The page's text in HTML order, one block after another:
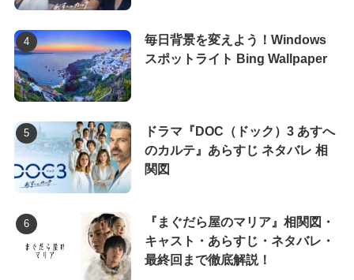
毎日背景を変えよう！Windows
スポットライト Bing Wallpaper
ドラマ『DOC（ドック）3 あすへ
のカルテ』あらすじ ネタバレ 相
関図
『まぐだら屋のマリア』相関図・
キャスト・あらすじ・ネタバレ・
最終回まで徹底解説！